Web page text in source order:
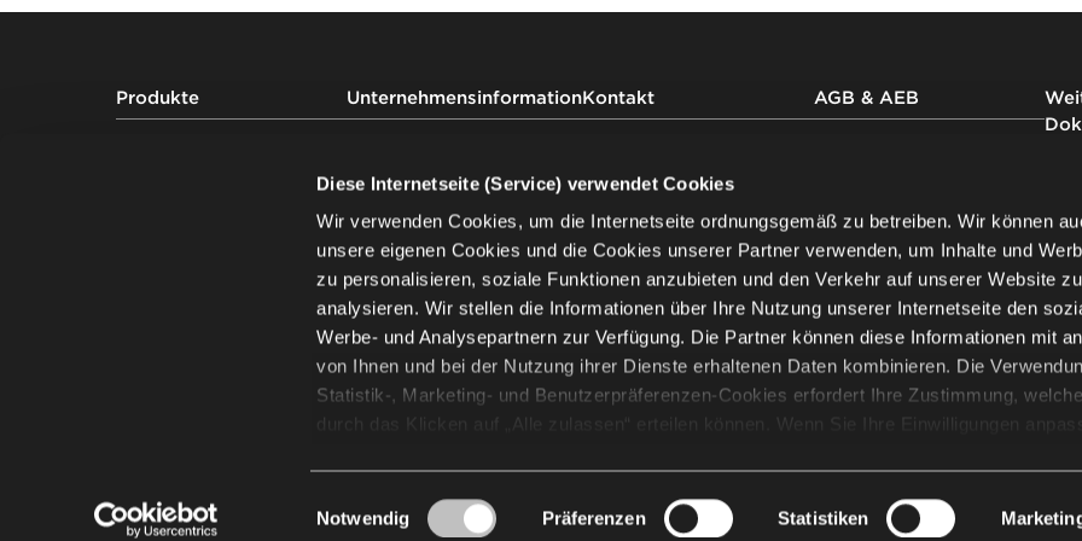
Diese Internetseite (Service) verwendet Cookies
Wir verwenden Cookies, um die Internetseite ordnungsgemäß zu betreiben. Wir können
unsere eigenen Cookies und die Cookies unserer Partner verwenden, um Inhalte und
zu personalisieren, soziale Funktionen anzubieten und den Verkehr auf unserer Website zu
analysieren. Wir stellen die Informationen über Ihre Nutzung unserer Internetseite den
Werbe- und Analysepartnern zur Verfügung. Die Partner können diese Informationen mit
von Ihnen und bei der Nutzung ihrer Dienste erhaltenen Daten kombinieren. Die
Statistik-, Marketing- und Benutzerpräferenzen-Cookies erfordert Ihre Zustimmung,
durch das Klicken auf „Alle zulassen“ erteilen können. Wenn Sie Ihre Einwilligungen
obigen Zwecke ist mit der Verarbeitung Ihrer personenbezogenen Daten verbunden. Der
Einwilligungsauswahl
Notwendig Präferenzen Statistiken
Produkte Unternehmensinformation
Über uns
Wissen
Kontakt
uns
Newsletter
AGB & AEB
AGB Nowy Styl Deutschland
GmbH
AEB Nowy Styl Deutschland
GmbH (EN)
AGB SITAG AG
AEB SITAG AG
der